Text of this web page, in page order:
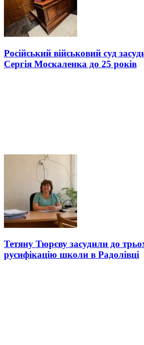
Російський військовий суд
Сергія Москаленка до 25 років
Тетяну Тюрєву засудили до
русифікацію школи в Радолівці